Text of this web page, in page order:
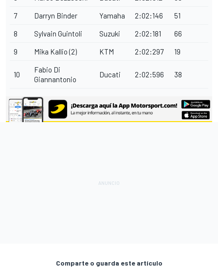
7 Darryn Binder Yamaha 2:02:146 51
8 Sylvain Guintoli Suzuki 2:02:181 66
9 Mika Kallio (2) KTM 2:02:297 19
10
Fabio Di
Giannantonio
Ducati 2:02:596 38
Comparte o guarda este artículo